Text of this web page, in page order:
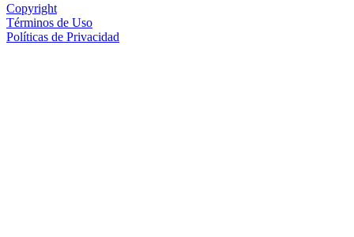
Copyright
Términos de Uso
Políticas de Privacidad